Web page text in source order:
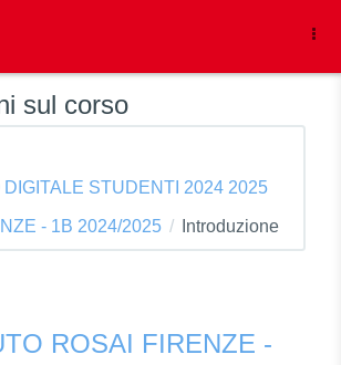
laterale
sul corso
DIGITALE STUDENTI 2024 2025
- 1B 2024/2025 Introduzione
ROSAI FIRENZE -